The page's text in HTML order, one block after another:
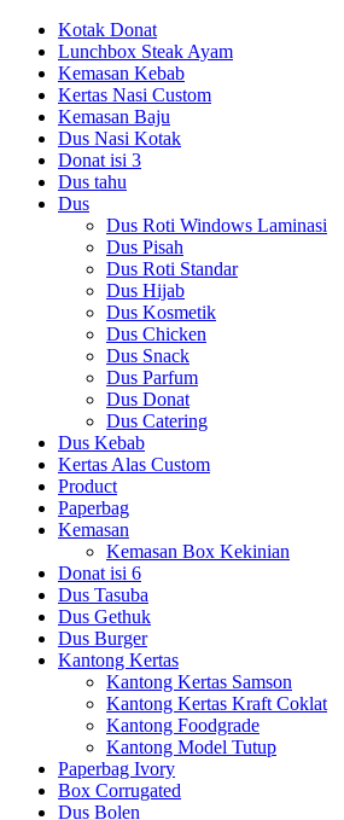
Kotak Donat
Lunchbox Steak Ayam
Kemasan Kebab
Kertas Nasi Custom
Kemasan Baju
Dus Nasi Kotak
Donat isi 3
Dus tahu
Dus
Dus Roti Windows Laminasi
Dus Pisah
Dus Roti Standar
Dus Hijab
Dus Kosmetik
Dus Chicken
Dus Snack
Dus Parfum
Dus Donat
Dus Catering
Dus Kebab
Kertas Alas Custom
Product
Paperbag
Kemasan
Kemasan Box Kekinian
Donat isi 6
Dus Tasuba
Dus Gethuk
Dus Burger
Kantong Kertas
Kantong Kertas Samson
Kantong Kertas Kraft Coklat
Kantong Foodgrade
Kantong Model Tutup
Paperbag Ivory
Box Corrugated
Dus Bolen